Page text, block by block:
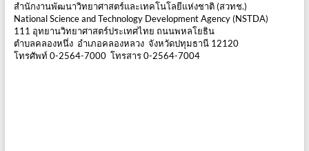
สำนักงานพัฒนาวิทยาศาสตร์และเทคโนโลยีแห่งชาติ (สวทช.)
National Science and Technology Development Agency (NSTDA)
111 อุทยานวิทยาศาสตร์ประเทศไทย ถนนพหลโยธิน
ตำบลคลองหนึ่ง อำเภอคลองหลวง จังหวัดปทุมธานี 12120
โทรศัพท์ 0-2564-7000 โทรสาร 0-2564-7004